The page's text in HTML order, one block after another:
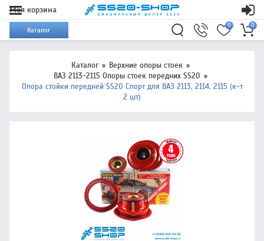
Моя корзина
Каталог
0
0
Каталог
Верхние опоры стоек
ВАЗ 2113-2115 Опоры стоек передних SS20
Опора стойки передней SS20 Спорт для ВАЗ 2113, 2114, 2115 (к-т
2 шт)